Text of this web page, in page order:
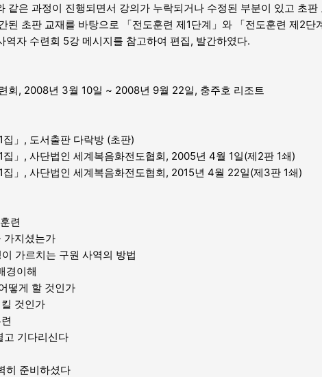
같은 과정이 진행되면서 강의가 누락되거나 수정된 부분이 있고 초
된 초판 교재를 바탕으로 「전도훈련 제1단계」와 「전도훈련 제2
역자 수련회 5강 메시지를 참고하여 편집, 발간하였다.
회, 2008년 3월 10일 ~ 2008년 9월 22일, 충주호 리조트
집」, 도서출판 다락방 (초판)
집」, 사단법인 세계복음화전도협회, 2005년 4월 1일(제2판 1쇄)
집」, 사단법인 세계복음화전도협회, 2015년 4월 22일(제3판 1쇄)
련
가지셨는가
가르치는 구원 사역의 방법
경이해
떻게 할 것인가
것인가
고 기다리신다
히 준비하셨다